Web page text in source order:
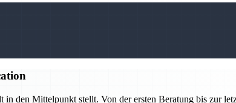
den Mittelpunkt stellt. Von der ersten Beratung bis zur